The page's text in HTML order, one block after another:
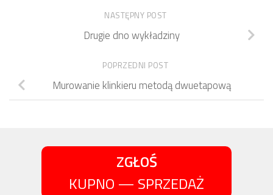
NASTĘPNY POST
Drugie dno wykładziny
POPRZEDNI POST
Murowanie klinkieru metodą dwuetapową
ZGŁOŚ
KUPNO — SPRZEDAŻ